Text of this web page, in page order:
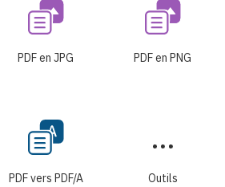
PDF en JPG PDF en PNG
PDF vers PDF/A Outils